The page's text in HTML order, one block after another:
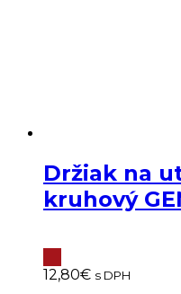
Držiak na
kruhový
12,80€ s DPH